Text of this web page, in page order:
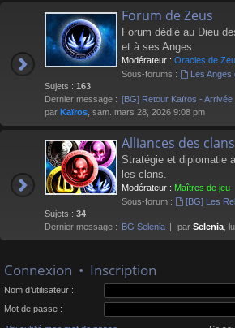
Forum de Zeus
Forum dédié au Dieu
et à ses Anges.
Modérateur : Oracles de
Sous-forums :
Les Anges
Sujets : 163
Dernier message : [BG] Retour Kaïros - Arrivée
par Kaïros , sam. mars 28, 2026 9:08 pm
Alliances des clans
Stratégie et diplomatie
les clans.
Modérateur : Maîtres de jeu
Sous-forum :
[BG] Les
Sujets : 34
Dernier message : BG Selenia par Selenia ,
Connexion • Inscription
Nom d’utilisateur :
Mot de passe :